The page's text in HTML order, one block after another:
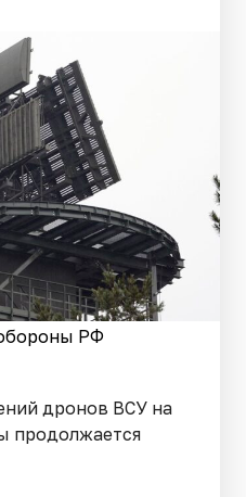
РФ
дронов ВСУ на
продолжается